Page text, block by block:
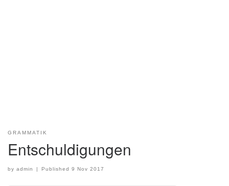
GRAMMATIK
Entschuldigungen
by admin Published9 Nov 2017